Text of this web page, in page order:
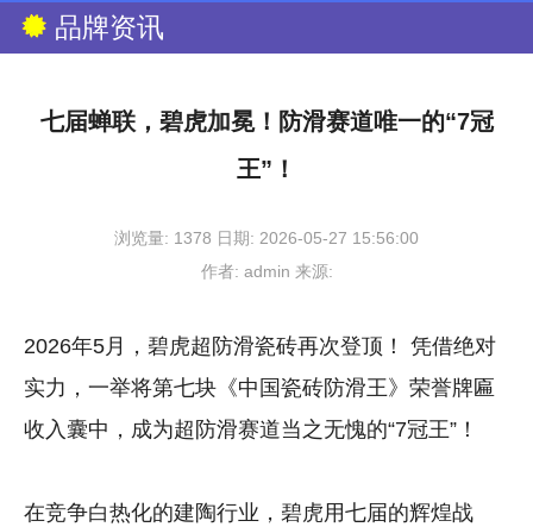
品牌资讯
七届蝉联，碧虎加冕！防滑赛道唯一的“7冠
王”！
浏览量: 1378 日期: 2026-05-27 15:56:00
作者: admin 来源:
2026年5月，碧虎超防滑瓷砖再次登顶！ 凭借绝对
实力，一举将第七块《中国瓷砖防滑王》荣誉牌匾
收入囊中，成为超防滑赛道当之无愧的“7冠王”！
在竞争白热化的建陶行业，碧虎用七届的辉煌战